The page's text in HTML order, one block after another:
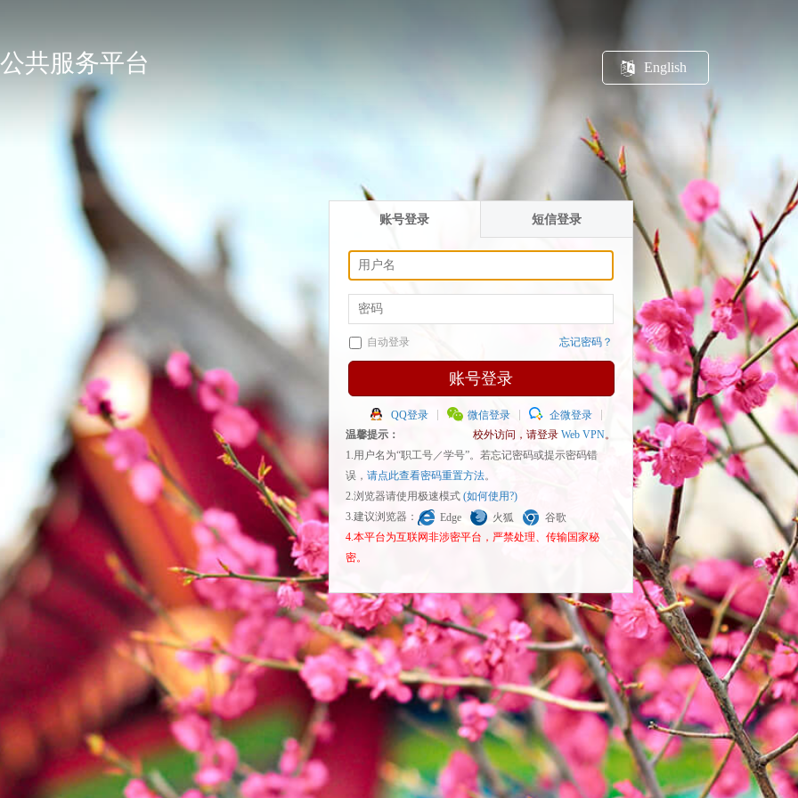
共服务平台 English
账号登录 短信登录
自动登录 忘记密码？
账号登录
QQ登录 微信登录
企微登录
温馨提示：
校外访问，请登录 Web VPN。
1.用户名为“职工号／学号”。若忘记密码或提示密码错
误， 请点此查看密码重置方法。
2.浏览器请使用极速模式 (如何使用?)
3.建议浏览器：
Edge 火狐
谷歌
4.本平台为互联网非涉密平台，严禁处理、传输国家秘
密。